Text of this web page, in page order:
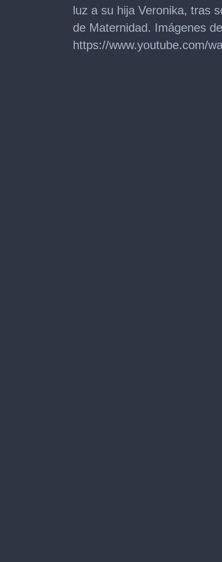
seconds
luz a su hija Veronika, tras
de Maternidad. Imágenes
https://www.youtube.com/